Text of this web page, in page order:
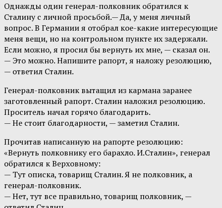
Однажды один генерал-полковник обратился к
Сталину с личной просьбой.— Да, у меня личный
вопрос. В Германии я отобрал кое-какие интересующие
меня вещи, но на контрольном пункте их задержали.
Если можно, я просил бы вернуть их мне, — сказал он.
— Это можно. Напишите рапорт, я наложу резолюцию,
— ответил Сталин.
Генерал-полковник вытащил из кармана заранее
заготовленный рапорт. Сталин наложил резолюцию.
Проситель начал горячо благодарить.
— Не стоит благодарности, — заметил Сталин.
Прочитав написанную на рапорте резолюцию:
«Вернуть полковнику его барахло. И.Сталин», генерал
обратился к Верховному:
— Тут описка, товарищ Сталин. Я не полковник, а
генерал-полковник.
— Нет, тут все правильно, товарищ полковник, —